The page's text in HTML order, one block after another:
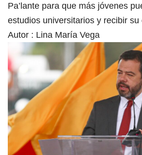
Pa’lante para que más jóvenes
estudios universitarios y recibir su
Autor : Lina María Vega